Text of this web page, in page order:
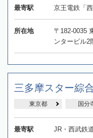
最寄駅 京王電鉄「
所在地
〒182-0035
ンタービル2
三多摩スター綜
東京都 国分
最寄駅 JR・西武鉄